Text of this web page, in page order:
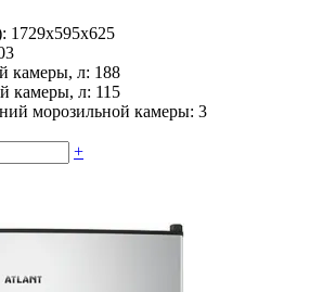
1729x595x625
камеры, л: 188
камеры, л: 115
морозильной камеры: 3
+